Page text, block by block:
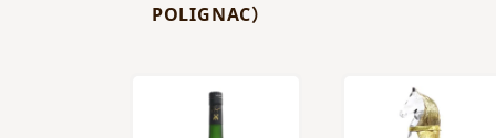
POLIGNAC）